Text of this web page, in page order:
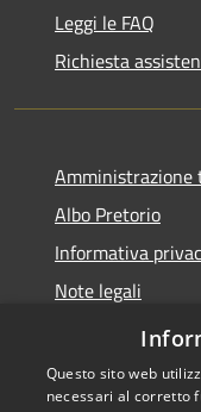
Leggi le FAQ
Richiesta
Amministrazione
Albo Pretorio
Informativa
Note legali
Dichiarazione di
Questo sito web
necessari al corretto